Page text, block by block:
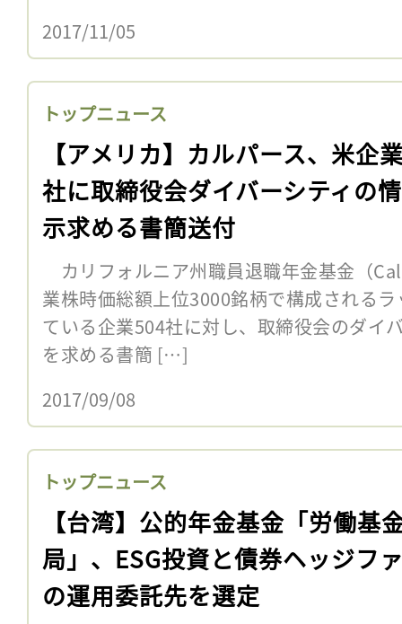
2017/11/05
トップニュース
【アメリカ】カルパース、米企
社に取締役会ダイバーシティの
示求める書簡送付
カリフォルニア州職員退職年金基金（
業株時価総額上位3000銘柄で構成される
ている企業504社に対し、取締役会のダイ
を求める書簡 […]
2017/09/08
トップニュース
【台湾】公的年金基金「労働基
局」、ESG投資と債券ヘッジフ
の運用委託先を選定